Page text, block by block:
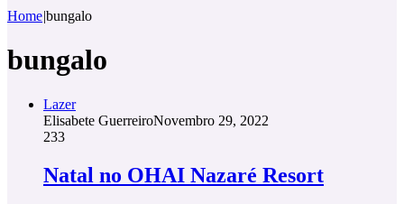
Home|bungalo
bungalo
Lazer
Elisabete GuerreiroNovembro 29, 2022
233
Natal no OHAI Nazaré Resort